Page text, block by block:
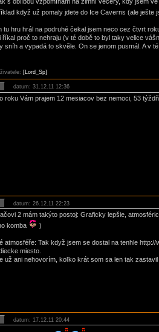
když už pomaly jdete do Ice Caverns (ale
tu hru hrál na podruhé čekal jsem neco cez čtvrt
říkal proč to nehraju (v té době to byl taky velice
sníh a vypadá to skvěle. On se jenom pusmál. A v
[Lord_Sp]
datum: 31.12.11 12:36
roku Vám prajem 12 mesiacov bez nemoci, 53
datum: 26.12.11 22:23
2 mám takýto postoj: Graficky lepšie,
komba
)
atmosféře: Tak když jsem se dostal na tenhle
miesto.
už ani nehovorím, koľko krát som sa len tak
datum: 17.12.11 20:44